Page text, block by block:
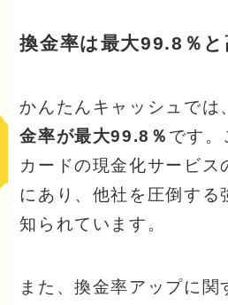
換金率は最大99.8％と
かんたんキャッシュでは
金率が最大99.8％ です。
カードの現金化サービス
にあり、他社を圧倒する
知られています。
また、換金率アップに関